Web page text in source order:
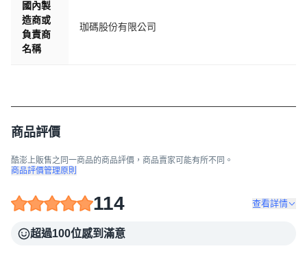
國內製
造商或
負責商
名稱
珈碼股份有限公司
商品評價
酷澎上販售之同一商品的商品評價，商品賣家可能有所不同。
商品評價管理原則
114 查看詳情
超過100位感到滿意